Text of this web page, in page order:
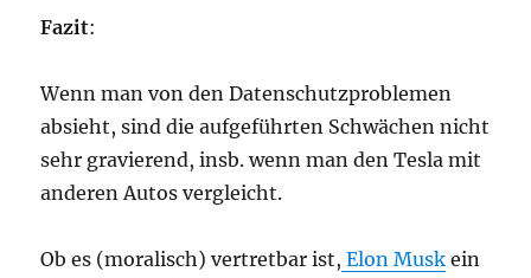
Fazit:
Wenn man von den Datenschutzproblemen
absieht, sind die aufgeführten Schwächen nicht
sehr gravierend, insb. wenn man den Tesla mit
anderen Autos vergleicht.
Ob es (moralisch) vertretbar ist, Elon Musk ein